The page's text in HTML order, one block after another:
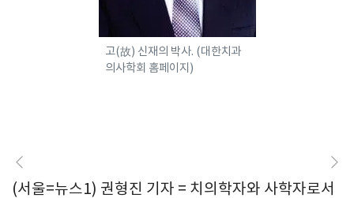
고(故) 신재의 박사. (대한치과
의사학회 홈페이지)
(서울=뉴스1) 권형진 기자 = 치의학자와 사학자로서